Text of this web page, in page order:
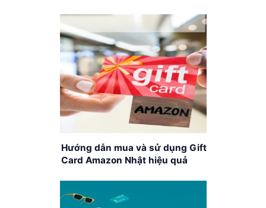
Hướng dẫn mua và sử dụng Gift
Card Amazon Nhật hiệu quả